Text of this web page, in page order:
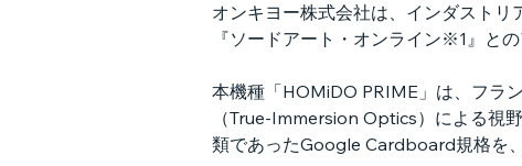
オンキヨー株式会社は、インダストリ
『ソードアート・オンライン※1』と
本機種「HOMiDO PRIME」は、フラ
（True-Immersion Optics）による視
類であったGoogle Cardboard規格を